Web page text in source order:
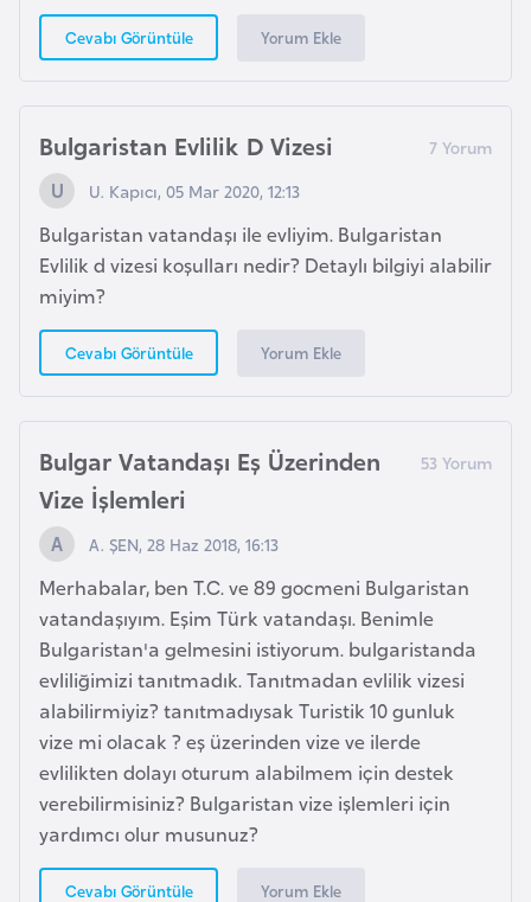
Cevabı Görüntüle Yorum Ekle
Bulgaristan Evlilik D Vizesi
U. Kapıcı, 05 Mar 2020, 12:13
Bulgaristan vatandaşı ile evliyim. Bulgaristan
Evlilik d vizesi koşulları nedir? Detaylı bilgiyi alabilir
miyim?
Cevabı Görüntüle Yorum Ekle
Bulgar Vatandaşı Eş Üzerinden
Vize İşlemleri
A. ŞEN, 28 Haz 2018, 16:13
Merhabalar, ben T.C. ve 89 gocmeni Bulgaristan
vatandaşıyım. Eşim Türk vatandaşı. Benimle
Bulgaristan'a gelmesini istiyorum. bulgaristanda
evliliğimizi tanıtmadık. Tanıtmadan evlilik vizesi
alabilirmiyiz? tanıtmadıysak Turistik 10 gunluk
vize mi olacak ? eş üzerinden vize ve ilerde
evlilikten dolayı oturum alabilmem için destek
verebilirmisiniz? Bulgaristan vize işlemleri için
yardımcı olur musunuz?
Cevabı Görüntüle Yorum Ekle
K
r
e
G
ü
n
e
y
S
d
a
n
G
u
y
a
n
a
H
i
n
d
i